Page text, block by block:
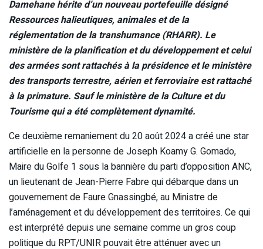
Damehane hérite d’un nouveau portefeuille désigné
Ressources halieutiques, animales et de la
réglementation de la transhumance (RHARR). Le
ministère de la planification et du développement et celui
des armées sont rattachés à la présidence et le ministère
des transports terrestre, aérien et ferroviaire est rattaché
à la primature. Sauf le ministère de la Culture et du
Tourisme qui a été complètement dynamité.
Ce deuxième remaniement du 20 août 2024 a créé une star
artificielle en la personne de Joseph Koamy G. Gomado,
Maire du Golfe 1 sous la bannière du parti d’opposition ANC,
un lieutenant de Jean-Pierre Fabre qui débarque dans un
gouvernement de Faure Gnassingbé, au Ministre de
l’aménagement et du développement des territoires. Ce qui
est interprété depuis une semaine comme un gros coup
politique du RPT/UNIR pouvait être atténuer avec un